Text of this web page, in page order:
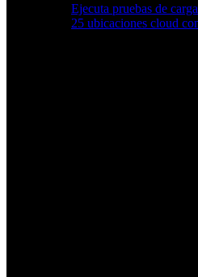
Ejecuta pruebas de
25 ubicaciones cloud